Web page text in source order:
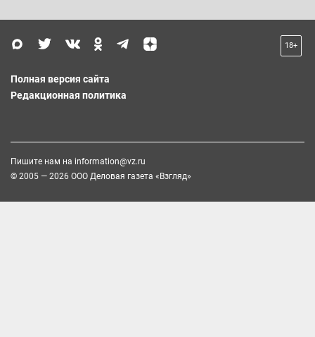
18+
Полная версия сайта
Редакционная политика
Пишите нам на information@vz.ru
© 2005 — 2026 ООО Деловая газета «Взгляд»